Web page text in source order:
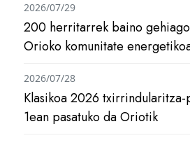
200 herritarrek baino
Orioko komunitate
2026/07/29
Klasikoa 2026
1ean pasatuko da Oriotik
2026/07/28